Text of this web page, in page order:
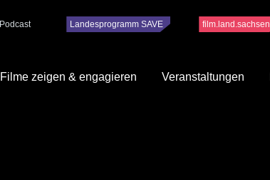
Podcast Landesprogramm SAVE film.land.sachsen
Filme zeigen & engagieren Veranstaltungen